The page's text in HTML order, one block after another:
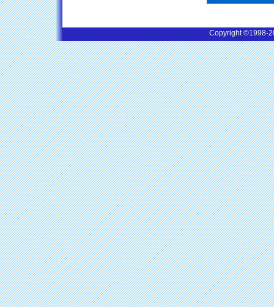
Copyright ©1998-